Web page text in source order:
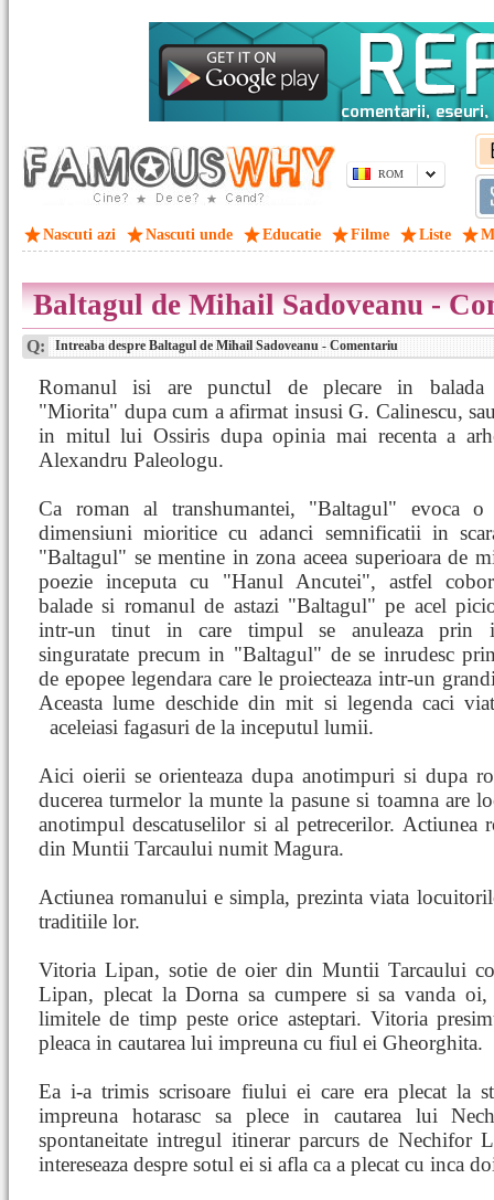
ROM
Nascuti azi Nascuti unde Educatie Filme Liste
Baltagul de Mihail Sadoveanu -
Q: Intreaba despre Baltagul de Mihail Sadoveanu - Comentariu
Romanul isi are punctul de plecare in balada
"Miorita" dupa cum a afirmat insusi G. Calinescu,
in mitul lui Ossiris dupa opinia mai recenta a
Alexandru Paleologu.
Ca roman al transhumantei, "Baltagul" evoca
dimensiuni mioritice cu adanci semnificatii in
"Baltagul" se mentine in zona aceea superioara de
poezie inceputa cu "Hanul Ancutei", astfel
balade si romanul de astazi "Baltagul" pe acel
intr-un tinut in care timpul se anuleaza prin
singuratate precum in "Baltagul" de se inrudesc
de epopee legendara care le proiecteaza intr-un
Aceasta lume deschide din mit si legenda caci
aceleiasi fagasuri de la inceputul lumii.
Aici oierii se orienteaza dupa anotimpuri si dupa
ducerea turmelor la munte la pasune si toamna are
anotimpul descatuselilor si al petrecerilor. Actiunea
din Muntii Tarcaului numit Magura.
Actiunea romanului e simpla, prezinta viata
traditiile lor.
Vitoria Lipan, sotie de oier din Muntii Tarcaului
Lipan, plecat la Dorna sa cumpere si sa vanda
limitele de timp peste orice asteptari. Vitoria
pleaca in cautarea lui impreuna cu fiul ei Gheorghita.
Ea i-a trimis scrisoare fiului ei care era plecat la
impreuna hotarasc sa plece in cautarea lui
spontaneitate intregul itinerar parcurs de
intereseaza despre sotul ei si afla ca a plecat cu inca